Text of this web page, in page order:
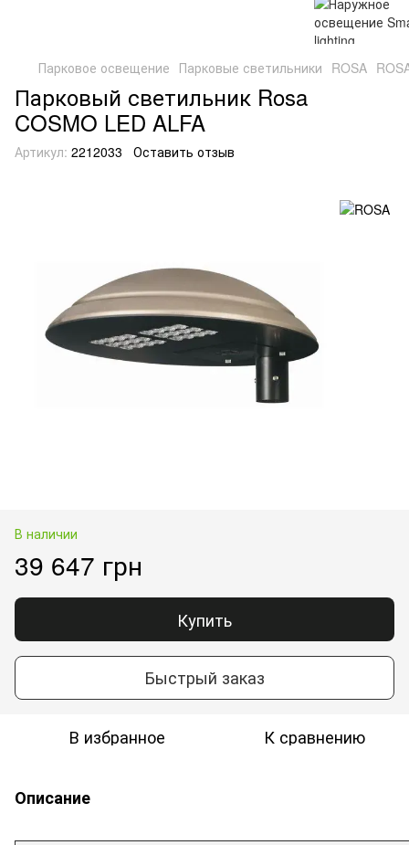
Парковое освещение Парковые светильники ROSA
Парковый светильник Rosa
COSMO LED ALFA
Артикул: 2212033 Оставить отзыв
В наличии
39 647 грн
Купить
Быстрый заказ
В избранное К сравнению
Описание